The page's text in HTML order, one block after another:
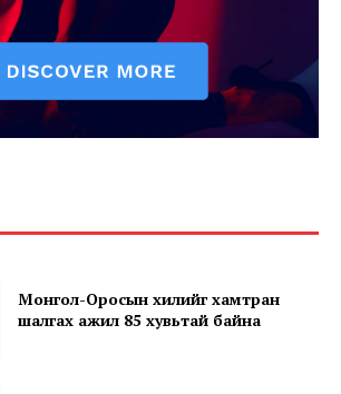
Magazine PRO
Монгол-Оросын хилийг хамтран
шалгах ажил 85 хувьтай байна